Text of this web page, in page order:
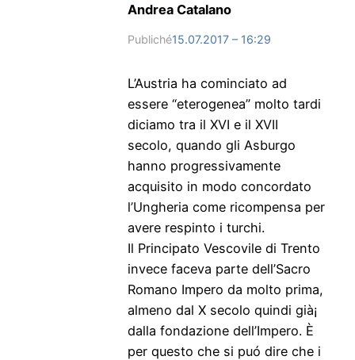
Andrea Catalano
Publiché15.07.2017 – 16:29
L’Austria ha cominciato ad
essere “eterogenea” molto tardi
diciamo tra il XVI e il XVII
secolo, quando gli Asburgo
hanno progressivamente
acquisito in modo concordato
l’Ungheria come ricompensa per
avere respinto i turchi.
Il Principato Vescovile di Trento
invece faceva parte dell’Sacro
Romano Impero da molto prima,
almeno dal X secolo quindi già¡
dalla fondazione dell’Impero. È
per questo che si puó dire che i